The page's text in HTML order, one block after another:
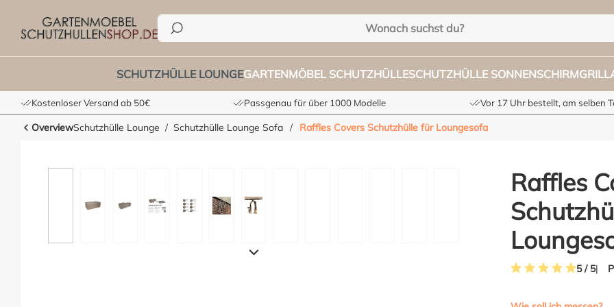
springen
Zur Hauptnavigation springen
SCHUTZHÜLLE LOUNGEGARTENMÖBEL SCHUTZHÜLLESCHUTZHÜLLE SONNENSCHIRM
Kostenloser Versand ab 50€ Passgenau für über 1000 Modelle Vor 17 Uhr bestellt, am selben
OverviewSchutzhülle Lounge Schutzhülle Lounge Sofa / Raffles Covers Schutzhülle für Loungesofa
Raffles
5 / 5